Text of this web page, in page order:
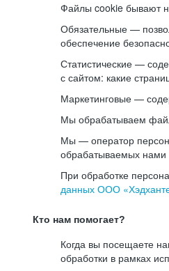
Файлы cookie бывают
Обязательные —
обеспечение
Статистические —
с сайтом: какие
Маркетинговые —
Мы обрабатываем
Мы — оператор
обрабатываемых
При обработке
данных ООО
Кто нам помогает?
Когда вы посещаете
обработки в рамках